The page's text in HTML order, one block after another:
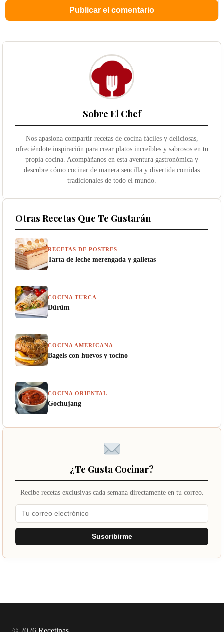
Sobre El Chef
Nos apasiona compartir recetas de cocina fáciles y deliciosas,
ofreciéndote inspiración para crear platos increíbles y sabrosos en tu
propia cocina. Acompáñanos en esta aventura gastronómica y
descubre cómo cocinar de manera sencilla y divertida comidas
tradicionales de todo el mundo.
Otras Recetas Que Te Gustarán
RECETAS DE POSTRES
Tarta de leche merengada y galletas
COCINA TURCA
Dürüm
COCINA AMERICANA
Bagels con huevos y tocino
COCINA ORIENTAL
Gochujang
¿Te Gusta Cocinar?
Recibe recetas exclusivas cada semana directamente en tu correo.
Suscribirme